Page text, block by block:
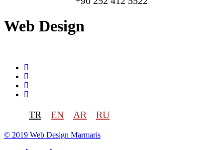
Web Design
TR EN AR RU
© 2019 Web Design Marmaris